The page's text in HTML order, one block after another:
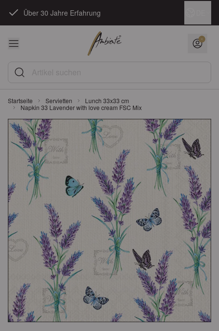
Über 30 Jahre Erfahrung
Artikel suchen
Startseite Servietten
Lunch 33x33 cm
Napkin 33 Lavender with love cream FSC Mix